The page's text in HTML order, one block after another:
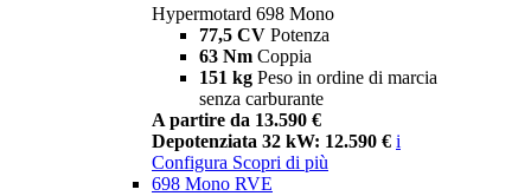
Hypermotard 698 Mono
77,5 CV Potenza
63 Nm Coppia
151 kg Peso in ordine di marcia
senza carburante
A partire da 13.590 €
Depotenziata 32 kW: 12.590 € i
Configura Scopri di più
698 Mono RVE